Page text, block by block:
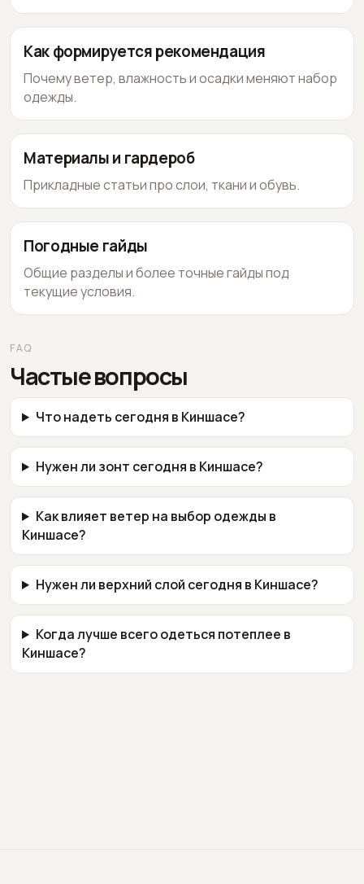
Как формируется рекомендация
Почему ветер, влажность и осадки меняют набор
одежды.
Материалы и гардероб
Прикладные статьи про слои, ткани и обувь.
Погодные гайды
Общие разделы и более точные гайды под
текущие условия.
FAQ
Частые вопросы
Что надеть сегодня в Киншасе?
Нужен ли зонт сегодня в Киншасе?
Как влияет ветер на выбор одежды в
Киншасе?
Нужен ли верхний слой сегодня в Киншасе?
Когда лучше всего одеться потеплее в
Киншасе?